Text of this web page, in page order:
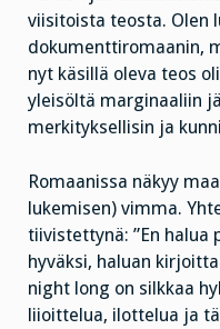
viisitoista teosta. Olen
dokumenttiromaanin,
nyt käsillä oleva teos
yleisöltä marginaaliin
merkityksellisin ja
Romaanissa näkyy
lukemisen) vimma.
tiivistettynä: ”En halua
hyväksi, haluan
night long on silkkaa
liioittelua, ilottelua ja